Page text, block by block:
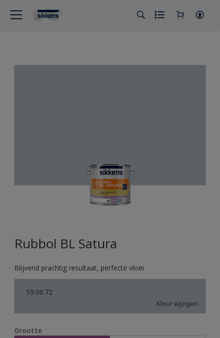
Rubbol BL Satura
Blijvend prachtig resultaat, perfecte vloei
S9.06.72
Kleur wijzigen
Grootte